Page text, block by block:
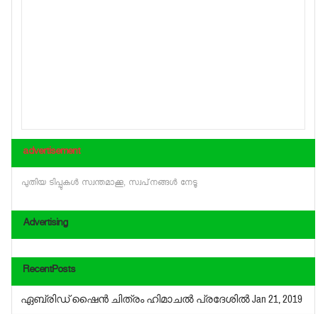
advertisement
പുതിയ ടിപ്പുകള്‍ സ്വന്തമാക്കൂ, സ്വപ്‌നങ്ങള്‍ നേടൂ
Advertising
RecentPosts
ഏബ്രിഡ് ഷൈന്‍ ചിത്രം ഹിമാചല്‍ പ്രദേശില്‍Jan 21, 2019